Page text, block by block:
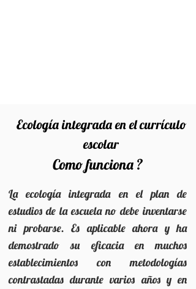
Ecología integrada en el currículo
escolar
Como funciona ?
La ecología integrada en el plan de
estudios de la escuela no debe inventarse
ni probarse. Es aplicable ahora y ha
demostrado su eficacia en muchos
establecimientos con metodologías
contrastadas durante varios años y en